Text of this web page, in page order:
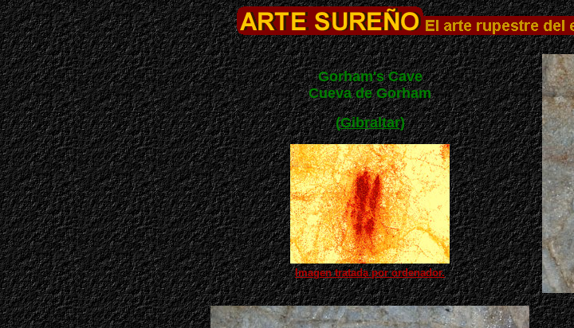
Gorham's Cave
Cueva de Gorham
(Gibraltar)
Imagen tratada por ordenador.